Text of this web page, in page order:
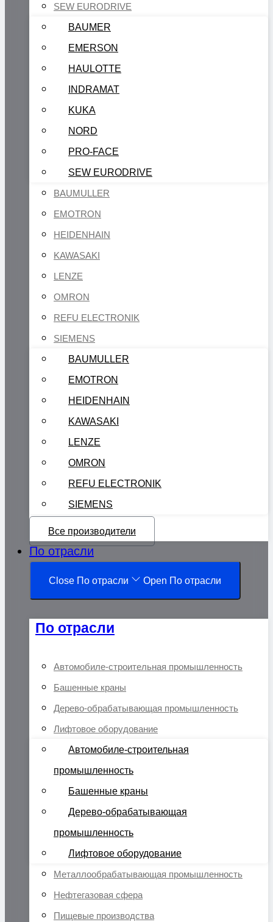
SEW EURODRIVE
BAUMER
EMERSON
HAULOTTE
INDRAMAT
KUKA
NORD
PRO-FACE
SEW EURODRIVE
BAUMULLER
EMOTRON
HEIDENHAIN
KAWASAKI
LENZE
OMRON
REFU ELECTRONIK
SIEMENS
BAUMULLER
EMOTRON
HEIDENHAIN
KAWASAKI
LENZE
OMRON
REFU ELECTRONIK
SIEMENS
Все производители
По отрасли
Close По отрасли Open По отрасли
По отрасли
Автомобиле-строительная промышленность
Башенные краны
Дерево-обрабатывающая промышленность
Лифтовое оборудование
Автомобиле-строительная
промышленность
Башенные краны
Дерево-обрабатывающая
промышленность
Лифтовое оборудование
Металлообрабатывающая промышленность
Нефтегазовая сфера
Пищевые производства